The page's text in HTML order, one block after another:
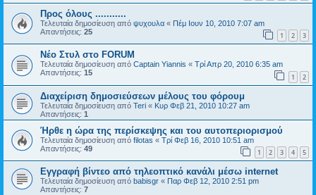
Προς όλους ...........
Τελευταία δημοσίευση από ψυχουλα « Πέμ Ιουν 10, 2010 7:07 am
Απαντήσεις: 25 1 2 3
Νέο Στυλ στο FORUM
Τελευταία δημοσίευση από Captain Yiannis « Τρί Απρ 20, 2010 6:35 am
Απαντήσεις: 15 1 2
Διαχείριση δημοσιεύσεων μέλους του φόρουμ
Τελευταία δημοσίευση από Teri « Κυρ Φεβ 21, 2010 10:27 am
Απαντήσεις: 1
Ήρθε η ώρα της περίσκεψης και του αυτοπεριορισμού
Τελευταία δημοσίευση από filotas « Τρί Φεβ 16, 2010 10:51 am
Απαντήσεις: 49 1 2 3 4 5
Εγγραφή βίντεο από τηλεοπτικό κανάλι μέσω internet
Τελευταία δημοσίευση από babisgr « Παρ Φεβ 12, 2010 2:51 pm
Απαντήσεις: 7